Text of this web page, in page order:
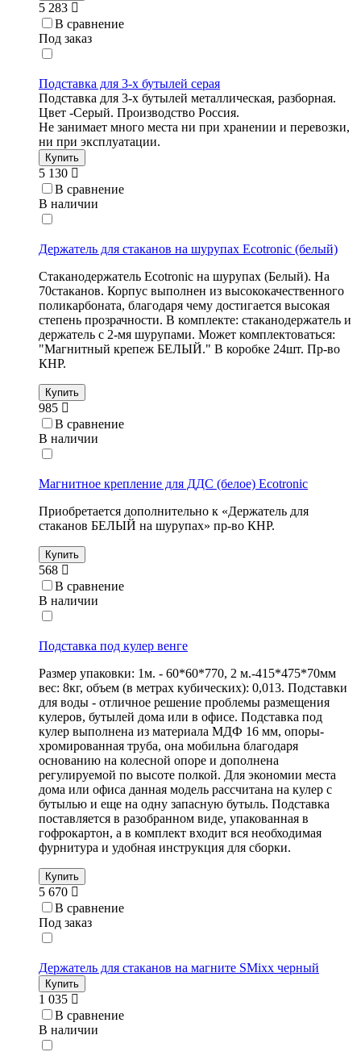
5 283
В сравнение
Под заказ
Подставка для 3-х бутылей серая
Подставка для 3-х бутылей металлическая, разборная.
Цвет -Серый. Производство Россия.
Не занимает много места ни при хранении и перевозки,
ни при эксплуатации.
Купить
5 130
В сравнение
В наличии
Держатель для стаканов на шурупах Ecotronic (белый)
Стаканодержатель Ecotronic на шурупах (Белый). На
70стаканов. Корпус выполнен из высококачественного
поликарбоната, благодаря чему достигается высокая
степень прозрачности. В комплекте: стаканодержатель и
держатель с 2-мя шурупами. Может комплектоваться:
"Магнитный крепеж БЕЛЫЙ." В коробке 24шт. Пр-во
КНР.
Купить
985
В сравнение
В наличии
Магнитное крепление для ДДС (белое) Ecotronic
Приобретается дополнительно к «Держатель для
стаканов БЕЛЫЙ на шурупах» пр-во КНР.
Купить
568
В сравнение
В наличии
Подставка под кулер венге
Размер упаковки: 1м. - 60*60*770, 2 м.-415*475*70мм
вес: 8кг, объем (в метрах кубических): 0,013. Подставки
для воды - отличное решение проблемы размещения
кулеров, бутылей дома или в офисе. Подставка под
кулер выполнена из материала МДФ 16 мм, опоры-
хромированная труба, она мобильна благодаря
основанию на колесной опоре и дополнена
регулируемой по высоте полкой. Для экономии места
дома или офиса данная модель рассчитана на кулер с
бутылью и еще на одну запасную бутыль. Подставка
поставляется в разобранном виде, упакованная в
гофрокартон, а в комплект входит вся необходимая
фурнитура и удобная инструкция для сборки.
Купить
5 670
В сравнение
Под заказ
Держатель для стаканов на магните SMixx черный
Купить
1 035
В сравнение
В наличии